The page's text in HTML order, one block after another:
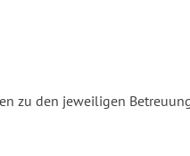
zu den jeweiligen